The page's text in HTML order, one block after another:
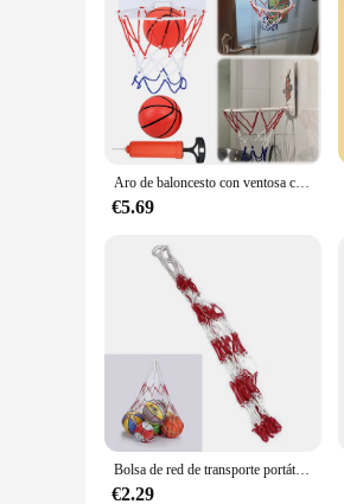
Aro de baloncesto con ventosa con 2 bolas, aro de baloncesto para interiores, práctica de baloncesto para niños y niñas
€5.69
Bolsa de red de transporte portátil para exteriores, bolsa de red de malla de aro de baloncesto, fútbol, hilo de nailon estándar duradero, bolsa de almacenamiento
€2.29